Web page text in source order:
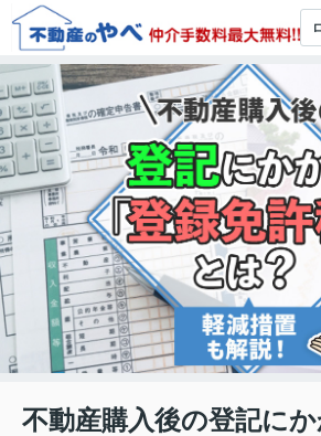
不動産購入後の登記に